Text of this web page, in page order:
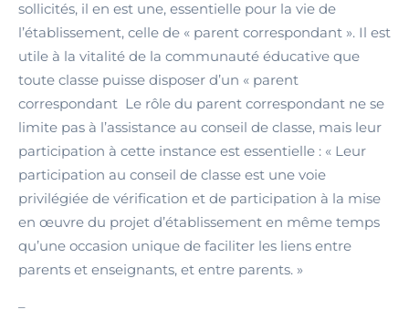
sollicités, il en est une, essentielle pour la vie de
l’établissement, celle de « parent correspondant ». Il est
utile à la vitalité de la communauté éducative que
toute classe puisse disposer d’un « parent
correspondant Le rôle du parent correspondant ne se
limite pas à l’assistance au conseil de classe, mais leur
participation à cette instance est essentielle : « Leur
participation au conseil de classe est une voie
privilégiée de vérification et de participation à la mise
en œuvre du projet d’établissement en même temps
qu’une occasion unique de faciliter les liens entre
parents et enseignants, et entre parents. »